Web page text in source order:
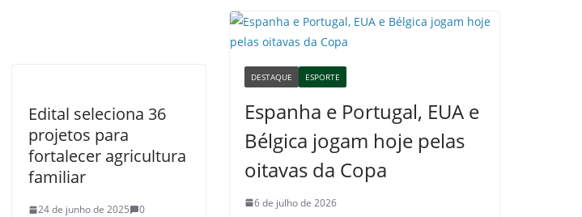
Edital seleciona 36
projetos para
fortalecer agricultura
familiar
24 de junho de 2025 0
DESTAQUE ESPORTE
Espanha e Portugal, EUA e
Bélgica jogam hoje pelas
oitavas da Copa
6 de julho de 2026